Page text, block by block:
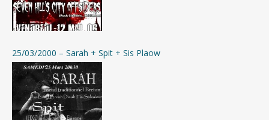
25/03/2000 – Sarah + Spit + Sis Plaow